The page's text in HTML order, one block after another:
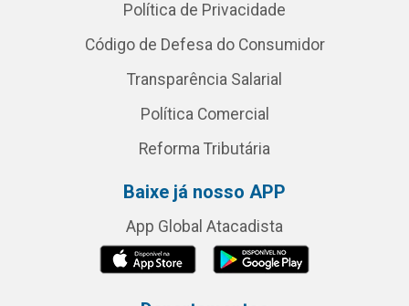
Política de Privacidade
Código de Defesa do Consumidor
Transparência Salarial
Política Comercial
Reforma Tributária
Baixe já nosso APP
App Global Atacadista